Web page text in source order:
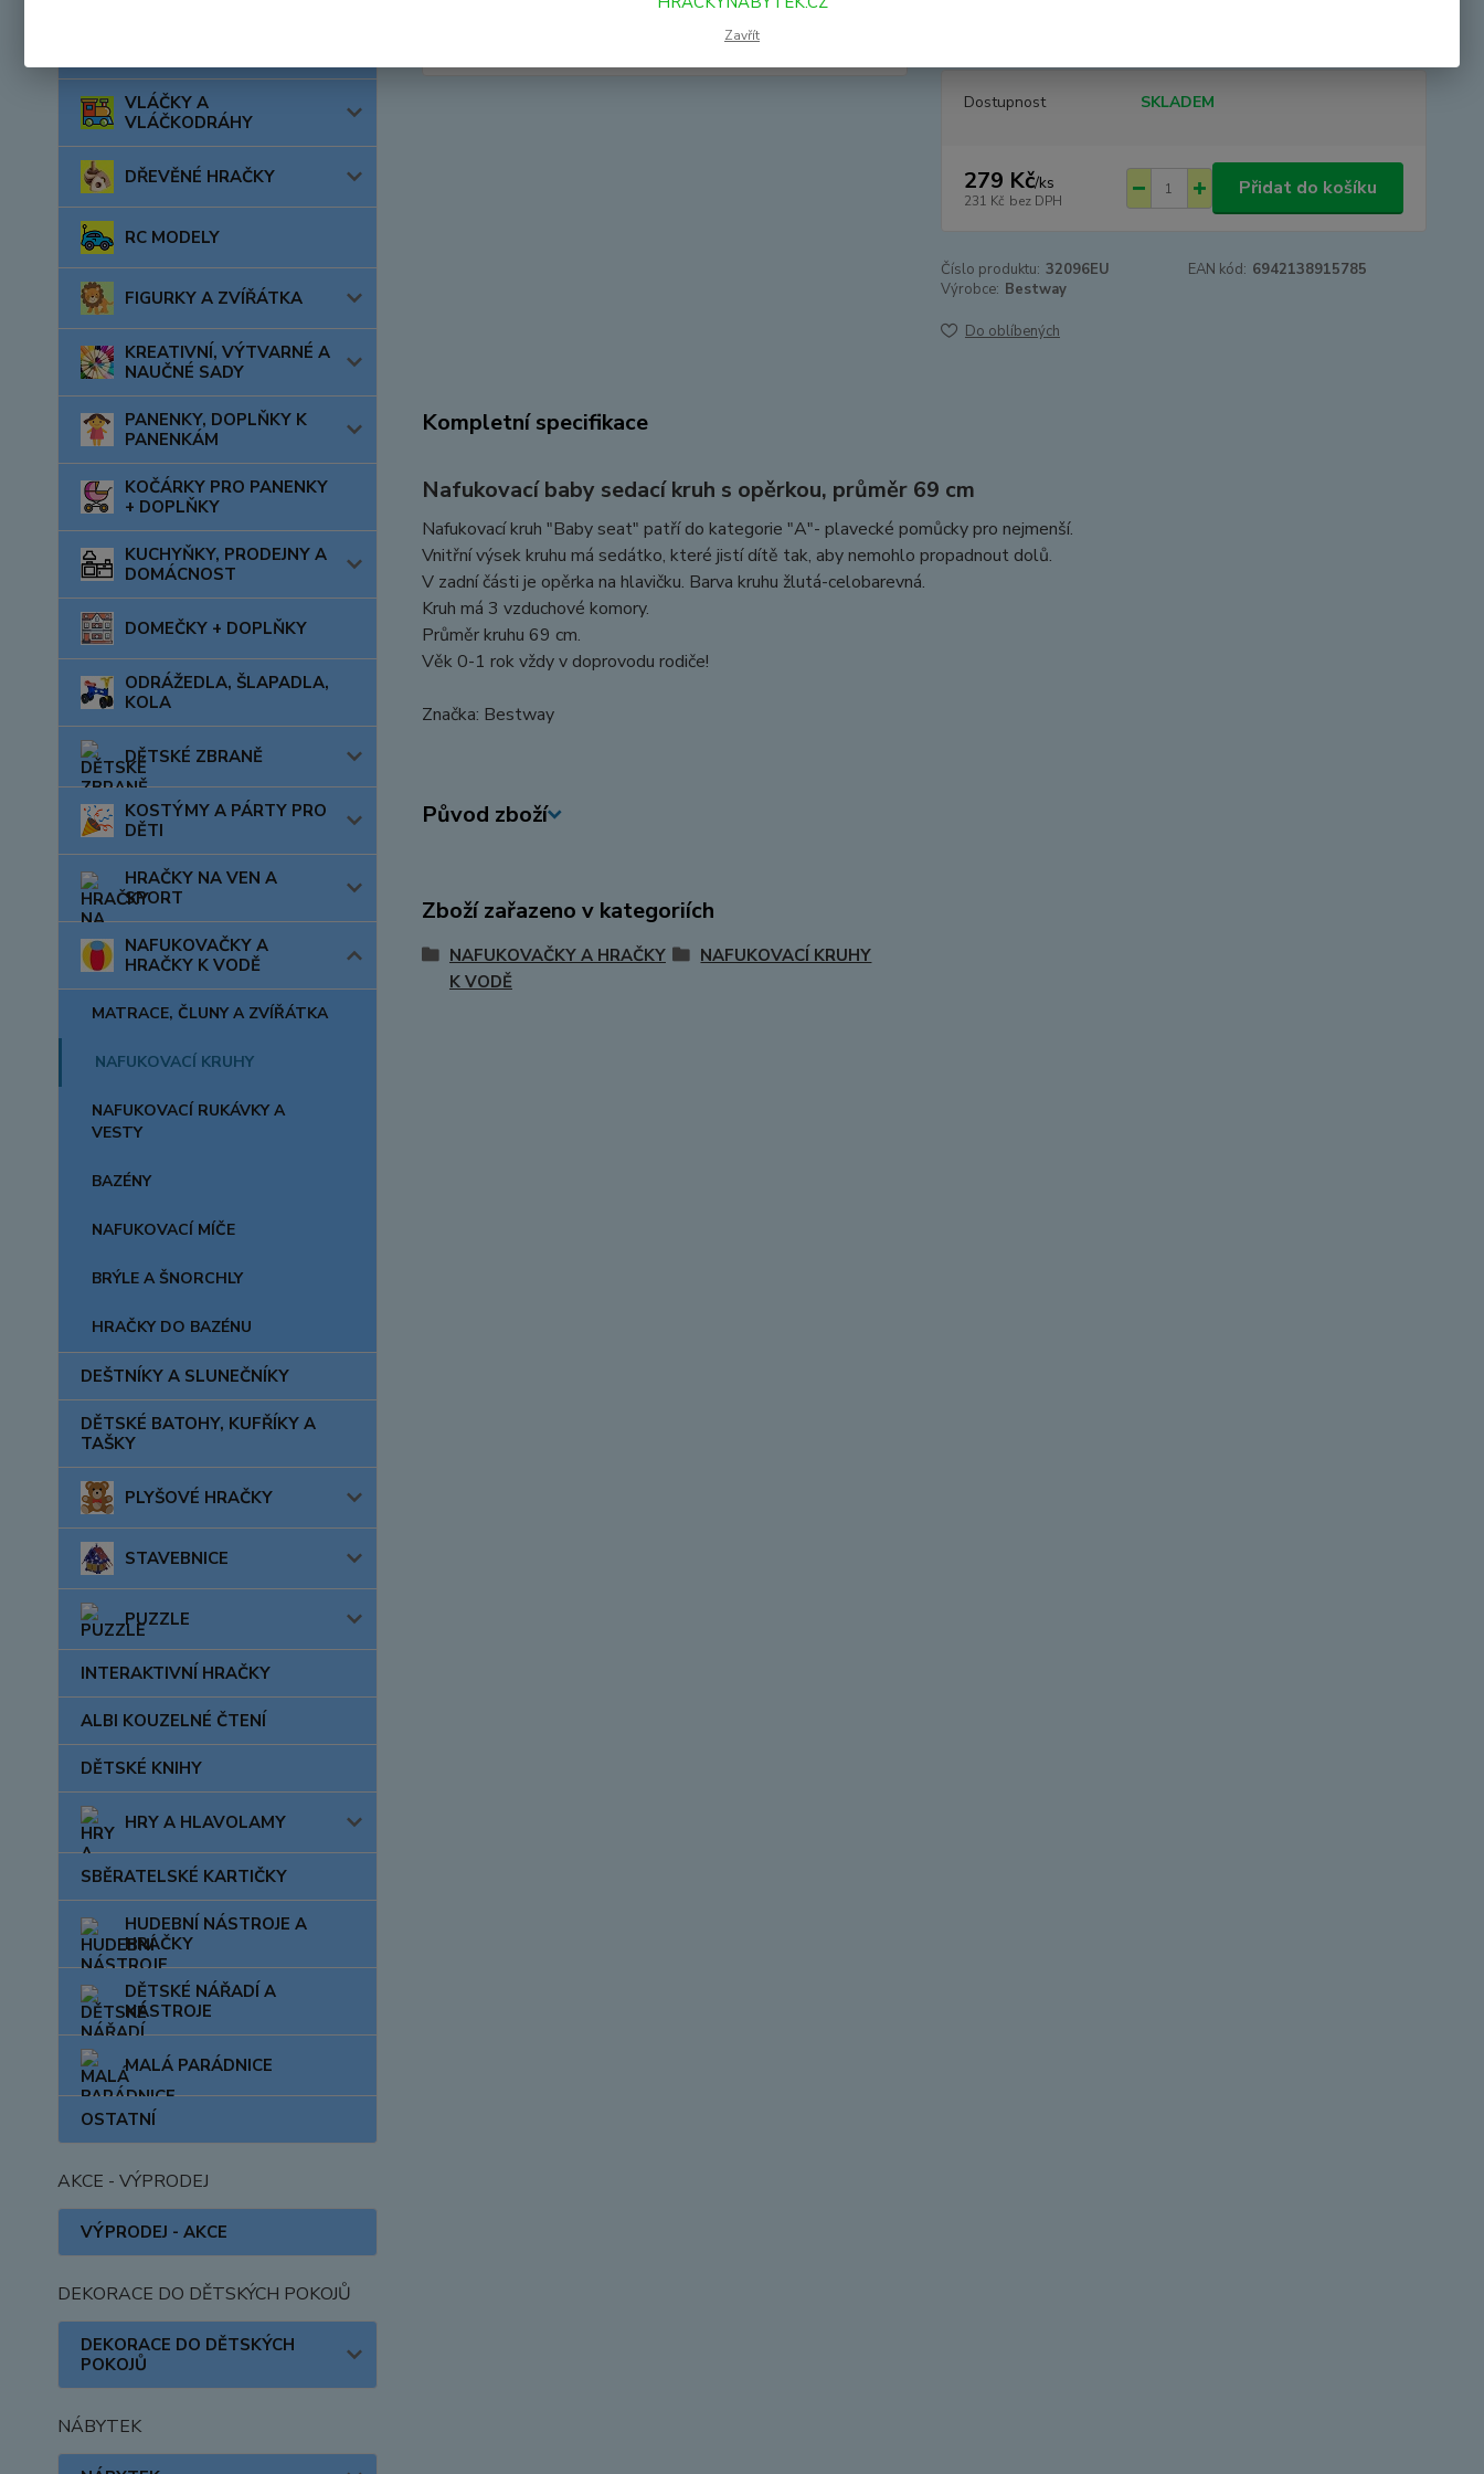
VLÁČKY A
VLÁČKODRÁHY
DŘEVĚNÉ HRAČKY
RC MODELY
FIGURKY A ZVÍŘÁTKA
KREATIVNÍ, VÝTVARNÉ A
NAUČNÉ SADY
PANENKY, DOPLŇKY K
PANENKÁM
KOČÁRKY PRO PANENKY
+ DOPLŇKY
KUCHYŇKY, PRODEJNY A
DOMÁCNOST
DOMEČKY + DOPLŇKY
ODRÁŽEDLA, ŠLAPADLA,
KOLA
DĚTSKÉ ZBRANĚ
KOSTÝMY A PÁRTY PRO
DĚTI
HRAČKY NA VEN A
SPORT
NAFUKOVAČKY A
HRAČKY K VODĚ
MATRACE, ČLUNY A ZVÍŘÁTKA
NAFUKOVACÍ KRUHY
NAFUKOVACÍ RUKÁVKY A
VESTY
BAZÉNY
NAFUKOVACÍ MÍČE
BRÝLE A ŠNORCHLY
HRAČKY DO BAZÉNU
DEŠTNÍKY A SLUNEČNÍKY
DĚTSKÉ BATOHY, KUFŘÍKY A
TAŠKY
PLYŠOVÉ HRAČKY
STAVEBNICE
PUZZLE
INTERAKTIVNÍ HRAČKY
ALBI KOUZELNÉ ČTENÍ
DĚTSKÉ KNIHY
HRY A HLAVOLAMY
SBĚRATELSKÉ KARTIČKY
HUDEBNÍ NÁSTROJE A
HRAČKY
DĚTSKÉ NÁŘADÍ A
NÁSTROJE
MALÁ PARÁDNICE
OSTATNÍ
AKCE - VÝPRODEJ
VÝPRODEJ - AKCE
DEKORACE DO DĚTSKÝCH POKOJŮ
DEKORACE DO DĚTSKÝCH
POKOJŮ
NÁBYTEK
Dostupnost SKLADEM
279 Kč/ks
231 Kč bez DPH
Přidat do košíku
Číslo produktu: 32096EU EAN kód: 6942138915785
Výrobce: Bestway
Do oblíbených
Kompletní specifikace
Nafukovací baby sedací kruh s opěrkou, průměr 69 cm
Nafukovací kruh "Baby seat" patří do kategorie "A"- plavecké pomůcky pro nejmenší.
Vnitřní výsek kruhu má sedátko, které jistí dítě tak, aby nemohlo propadnout dolů.
V zadní části je opěrka na hlavičku. Barva kruhu žlutá-celobarevná.
Kruh má 3 vzduchové komory.
Průměr kruhu 69 cm.
Věk 0-1 rok vždy v doprovodu rodiče!
Značka: Bestway
Původ zboží
Zboží zařazeno v kategoriích
NAFUKOVAČKY A HRAČKY
K VODĚ
NAFUKOVACÍ KRUHY
Zavřít